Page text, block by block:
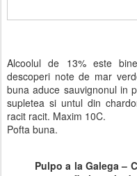
Alcoolul de 13% este
descoperi note de mar
buna aduce sauvignonul in
supletea si untul din
racit racit. Maxim 10C.
Pofta buna.
Pulpo a la Galega –